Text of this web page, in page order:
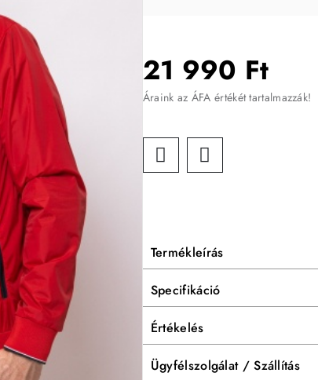
21 990 Ft
Áraink az ÁFA értékét tartalmazzák!
Termékleírás
Specifikáció
Értékelés
Ügyfélszolgálat / Szállítás